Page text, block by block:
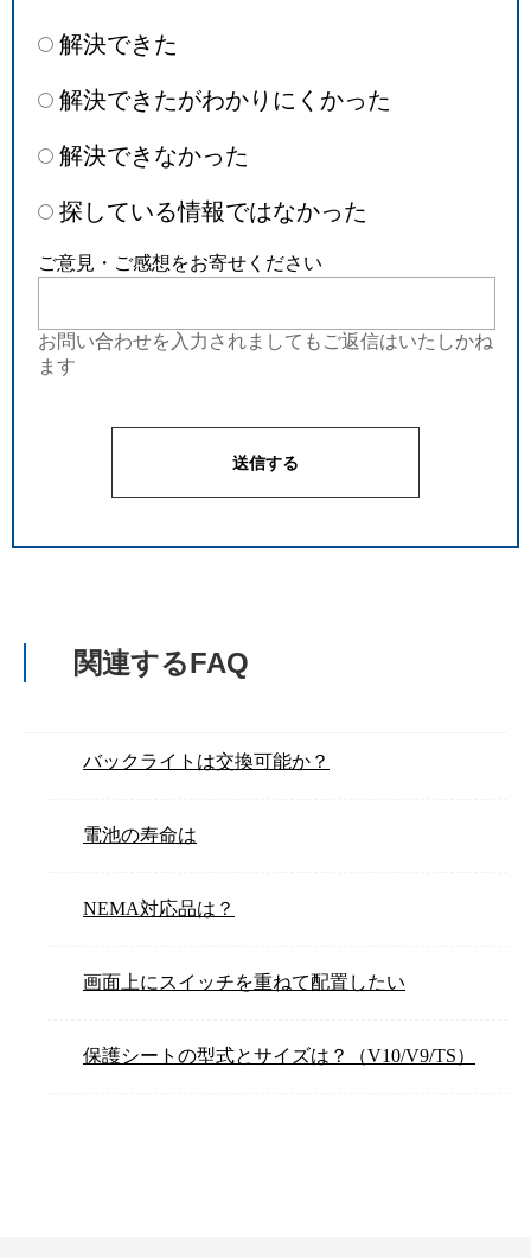
解決できた
解決できたがわかりにくかった
解決できなかった
探している情報ではなかった
ご意見・ご感想をお寄せください
お問い合わせを入力されましてもご返信はいたしかね
ます
関連するFAQ
バックライトは交換可能か？
電池の寿命は
NEMA対応品は？
画面上にスイッチを重ねて配置したい
保護シートの型式とサイズは？（V10/V9/TS）